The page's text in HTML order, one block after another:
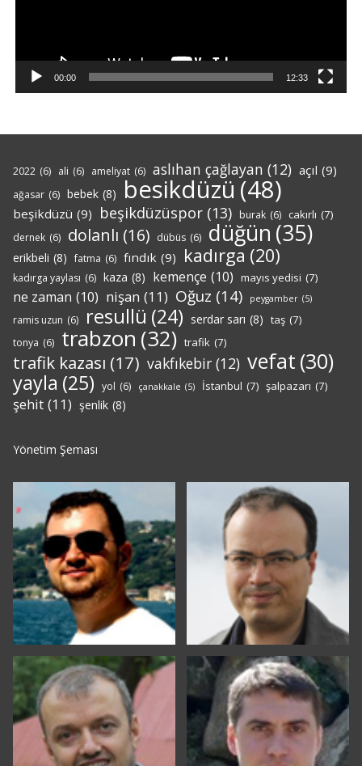
00:00 12:33
2022 (6) ali (6) ameliyat (6) aslıhan çağlayan (12) açıl (9)
ağasar (6) bebek (8) besikdüzü(48)
beşikdüzü (9) beşikdüzüspor (13) burak (6) cakırlı (7)
dernek (6) dolanlı (16) dübüs (6) düğün (35)
erikbeli (8) fatma (6) fındık (9) kadırga (20)
kadırga yaylası (6) kaza (8) kemençe (10) mayıs yedisi (7)
ne zaman (10) nişan (11) Oğuz (14) peygamber (5)
ramis uzun (6) resullü (24) serdar sarı (8) taş (7)
tonya (6) trabzon (32) trafik (7)
trafik kazası (17) vakfıkebir (12) vefat (30)
yayla (25) yol (6) çanakkale (5) İstanbul (7) şalpazarı (7)
şehit (11) şenlik (8)
Yönetim Şeması